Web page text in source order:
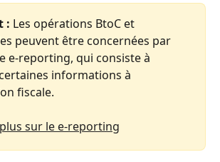
: Les opérations BtoC et
peuvent être concernées par
e-reporting, qui consiste à
informations à
fiscale.
sur le e-reporting